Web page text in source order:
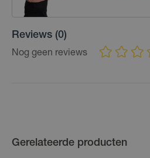
Reviews (0)
Nog geen reviews
Gerelateerde producten